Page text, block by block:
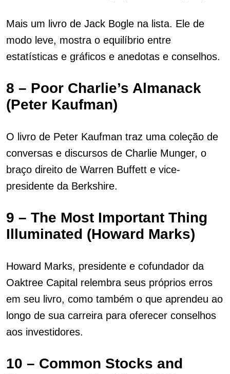
Mais um livro de Jack Bogle na lista. Ele de
modo leve, mostra o equilíbrio entre
estatísticas e gráficos e anedotas e conselhos.
8 – Poor Charlie’s Almanack
(Peter Kaufman)
O livro de Peter Kaufman traz uma coleção de
conversas e discursos de Charlie Munger, o
braço direito de Warren Buffett e vice-
presidente da Berkshire.
9 – The Most Important Thing
Illuminated (Howard Marks)
Howard Marks, presidente e cofundador da
Oaktree Capital relembra seus próprios erros
em seu livro, como também o que aprendeu ao
longo de sua carreira para oferecer conselhos
aos investidores.
10 – Common Stocks and